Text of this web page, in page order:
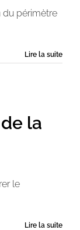
du périmètre
Lire la suite
la
le
Lire la suite